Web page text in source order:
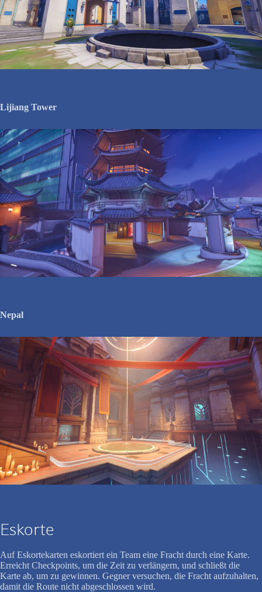
Lijiang Tower
Nepal
Eskorte
Auf Eskortekarten eskortiert ein Team eine Fracht durch eine Karte.
Erreicht Checkpoints, um die Zeit zu verlängern, und schließt die
Karte ab, um zu gewinnen. Gegner versuchen, die Fracht aufzuhalten,
damit die Route nicht abgeschlossen wird.